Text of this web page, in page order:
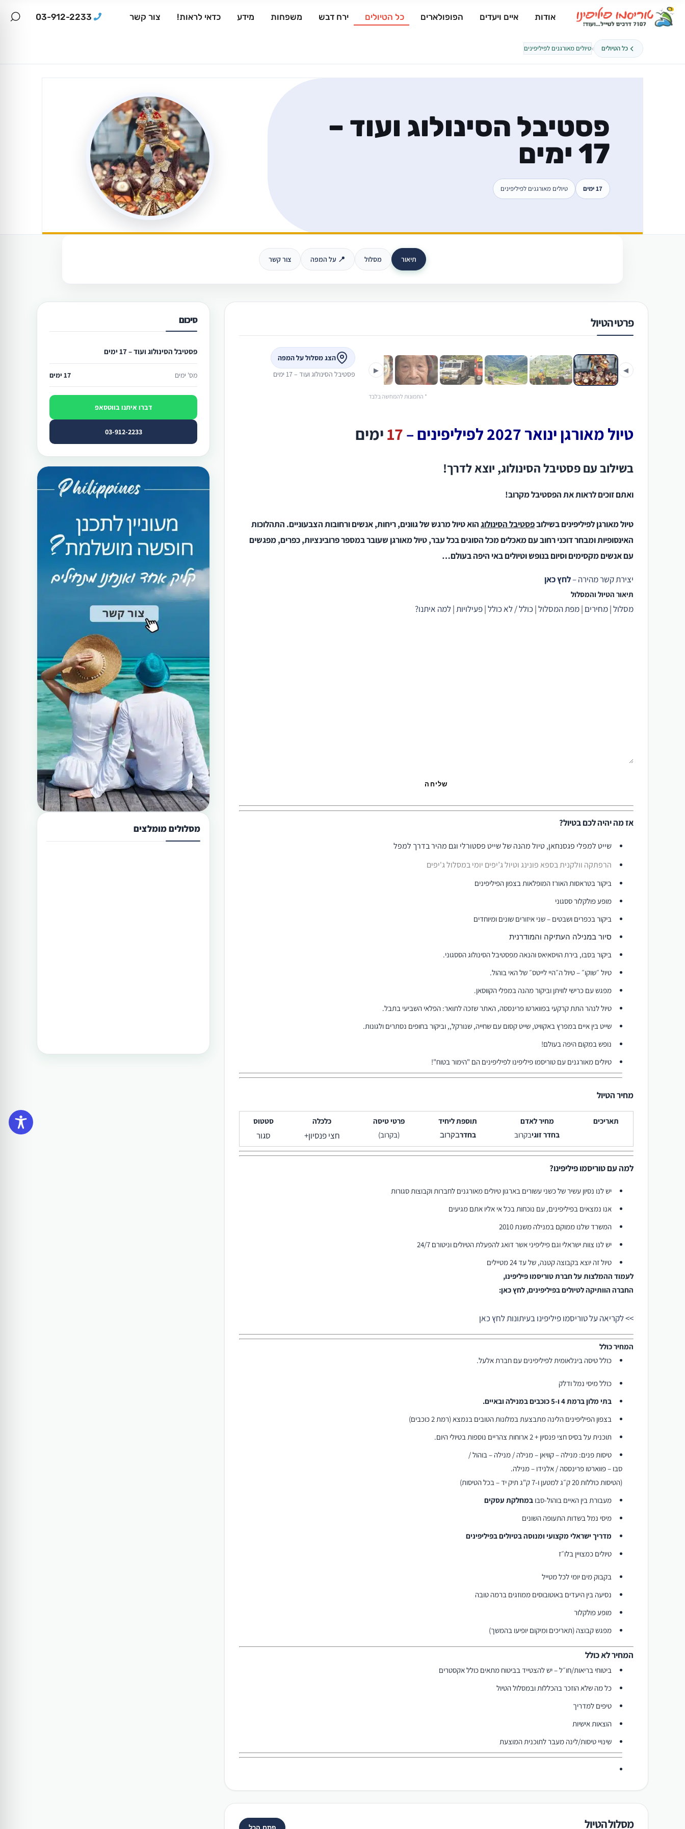
אודות איים ויעדים הפופולארים כל הטיולים ירח דבש משפחות מידע כדאי לראות! צור קשר 03-912-2233
כל הטיולים ›טיולים מאורגנים לפיליפינים
פסטיבל הסינולוג ועוד –
17 ימים
17 ימים טיולים מאורגנים לפיליפינים
תיאור מסלול 📍 על המפה צור קשר
פרטי הטיול
◀
▶
* התמונות להמחשה בלבד
הצג מסלול על המפה
פסטיבל הסינולוג ועוד – 17 ימים
טיול מאורגן ינואר 2027 לפיליפינים – 17ימים
בשילוב עם פסטיבל הסינולוג, יוצא לדרך!
ואתם זוכים לראות את הפסטיבל מקרוב!
טיול מאורגן לפיליפינים בשילובפסטיבל הסינולוגהוא טיול מרגש של גוונים, ריחות, אנשים ורחובות הצבעוניים. התהלוכות
האינסופיות ומבחר דוכני רחוב עם מאכלים מכל הסוגים בכל עבר, טיול מאורגן שעובר במספר פרובינציות, כפרים, מפגשים
עם אנשים מקסימים וסיום בנופש וטיולים באי היפה בעולם…
יצירת קשר מהירה –לחץ כאן
תיאור הטיול והמסלול
מסלול|מחירים |מפת המסלול| כולל / לא כולל|פעילויות|למה איתנו?
אז מה יהיה לכם בטיול?
שייט למפלי פגסנחאן, טיול מהנה של שייט פסטורלי וגם מהיר בדרך למפל
הרפתקה וולקנית בספא פונינג וטיול ג’יפים יומי במסלול ג'יפים
ביקור בטראסות האורז המופלאות בצפון הפיליפינים
מופע פולקלור ססגוני
ביקור בכפרים ושבטים – שני איזורים שונים ומיוחדים
סיור במנילה העתיקה והמודרנית
ביקור בסבו, בירת הויסאיאס והנאה מפסטיבל הסינולוג הססגוני.
טיול ״שוקו״ – טיול ה״היי לייטס״ של האי בוהול.
מפגש עם כרישי לוויתן וביקור מהנה במפלי הקווסאן.
טיול לנהר התת קרקעי בפווארטו פרינססה, האתר שזכה לתואר: הפלאי השביעי בתבל.
שייט בין איים במפרץ באקוויט, שייט קסום עם שחייה, שנורקל,, וביקור בחופים נסתרים ולגונות.
נופש במקום היפה בעולם!
טיולים מאורגנים עם טוריסמו פיליפינו לפיליפינים הם "הימור בטוח"!
מחיר הטיול
תאריכים
מחיר לאדם
בחדר זוגיבקרוב
תוספת ליחיד
בחדרבקרוב
פרטי טיסה
(בקרוב)
כלכלה
חצי פנסיון+
סטטוס
סגור
למה עם טוריסמו פיליפינו?
יש לנו נסיון עשיר של כשני עשורים בארגון טיולים מאורגנים לחברות וקבוצות סגורות
אנו נמצאים בפיליפינים, עם נוכחות בכל אי אליו אתם מגיעים
המשרד שלנו ממוקם במנילה משנת 2010
יש לנו צוות ישראלי וגם פיליפיני אשר דואג להפעלת הטיולים וניטורם 24/7
טיול זה יוצא בקבוצה קטנה, של עד 24 מטיילים
לעמוד ההמלצות על חברת טוריסמו פיליפינו,
החברה הוותיקה לטיולים בפיליפינים, לחץ כאן:
>> לקריאה על טוריסמו פיליפינו בעיתונות לחץ כאן
המחיר כולל
כולל טיסה בינלאומית לפיליפינים עם חברת אלעל.
כולל מיסי נמל ודלק
בתי מלון ברמת 4 ו-5 כוכבים במנילה ובאיים.
בצפון הפיליפינים הלינה מתבצעת במלונות הטובים בנמצא (רמת 2 כוכבים)
תוכנית על בסיס חצי פנסיון + 2 ארוחות צהריים נוספות בטיולי היום.
טיסות פנים: מנילה – קוויאן – מנילה / מנילה – בוהול /
סבו – פווארטו פרינססה / אלנידו – מנילה.
(הטיסות כוללות 20 ק״ג למטען ו-7 ק"ג תיק יד – בכל הטיסות)
מעבורת בין האיים בוהול-סבו במחלקת עסקים
מיסי נמל בשדות התעופה השונים
מדריך ישראלי מקצועי ומנוסה בטיולים בפיליפינים
טיולים כמצויין בלו״ז
בקבוק מים יומי לכל מטייל
נסיעה בין היעדים באוטובוסים ממוזגים ברמה טובה
מופע פולקלור
מפגש קבוצה (תאריכים ומיקום יופיעו בהמשך)
המחיר לא כולל
ביטוחי בריאות/חו״ל – יש להצטייד בביטוח מתאים כולל אקסטרים
כל מה שלא הוזכר בהכללות ובמסלול הטיול
טיפים למדריך
הוצאות אישיות
שינויי טיסות/לינה מעבר לתוכנית המוצעת
מסלול הטיול פתח הכל
סיכום
פסטיבל הסינולוג ועוד – 17 ימים
מס' ימים 17 ימים
דברו איתנו בווטסאפ
03-912-2233
מסלולים מומלצים